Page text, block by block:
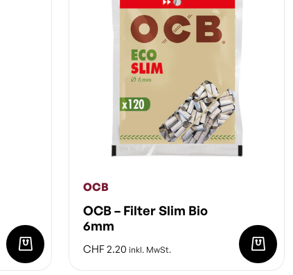
OCB
OCB – Filter Slim Bio
6mm
CHF2.20 inkl. MwSt.